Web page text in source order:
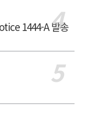
1444-A 발송